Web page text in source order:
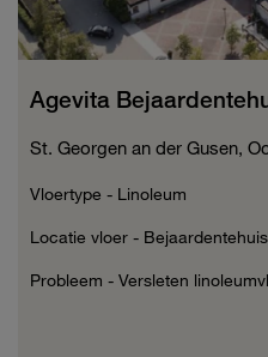
Agevita
St. Georgen an der Gusen,
Vloertype - Linoleum
Locatie vloer - Bejaardentehuis
Probleem - Versleten